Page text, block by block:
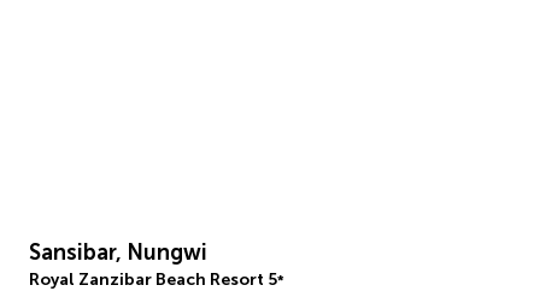
Sansibar, Nungwi
Royal Zanzibar Beach Resort 5*